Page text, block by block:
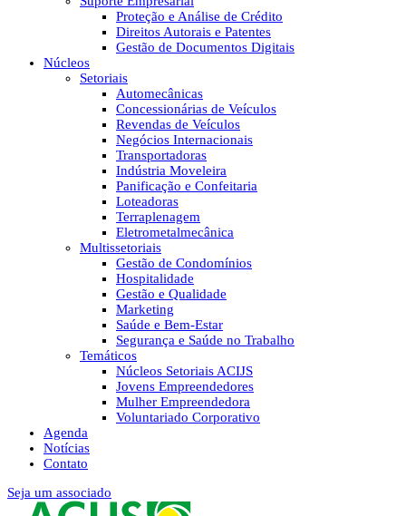
Proteção e Análise de Crédito
Direitos Autorais e Patentes
Gestão de Documentos Digitais
Núcleos
Setoriais
Automecânicas
Concessionárias de Veículos
Revendas de Veículos
Negócios Internacionais
Transportadoras
Indústria Moveleira
Panificação e Confeitaria
Loteadoras
Terraplenagem
Eletrometalmecânica
Multissetoriais
Gestão de Condomínios
Hospitalidade
Gestão e Qualidade
Marketing
Saúde e Bem-Estar
Segurança e Saúde no Trabalho
Temáticos
Núcleos Setoriais ACIJS
Jovens Empreendedores
Mulher Empreendedora
Voluntariado Corporativo
Agenda
Notícias
Contato
Seja um associado